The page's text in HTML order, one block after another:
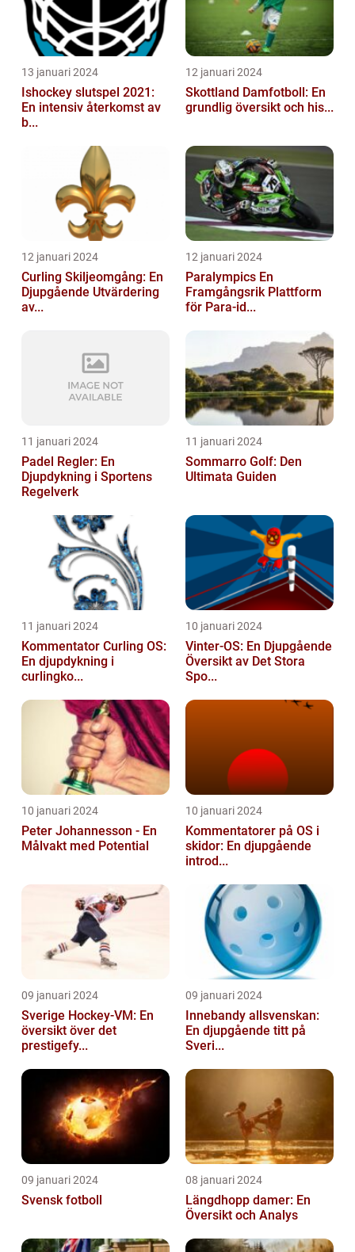
13 januari 2024
Ishockey slutspel 2021:
En intensiv återkomst av
b...
12 januari 2024
Skottland Damfotboll: En
grundlig översikt och his...
12 januari 2024
Curling Skiljeomgång: En
Djupgående Utvärdering
av...
12 januari 2024
Paralympics En
Framgångsrik Plattform
för Para-id...
11 januari 2024
Padel Regler: En
Djupdykning i Sportens
Regelverk
11 januari 2024
Sommarro Golf: Den
Ultimata Guiden
11 januari 2024
Kommentator Curling OS:
En djupdykning i
curlingko...
10 januari 2024
Vinter-OS: En Djupgående
Översikt av Det Stora
Spo...
10 januari 2024
Peter Johannesson - En
Målvakt med Potential
10 januari 2024
Kommentatorer på OS i
skidor: En djupgående
introd...
09 januari 2024
Sverige Hockey-VM: En
översikt över det
prestigefy...
09 januari 2024
Innebandy allsvenskan:
En djupgående titt på
Sveri...
09 januari 2024
Svensk fotboll
08 januari 2024
Längdhopp damer: En
Översikt och Analys